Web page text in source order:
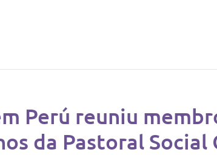
Perú reuniu
da Pastoral Social